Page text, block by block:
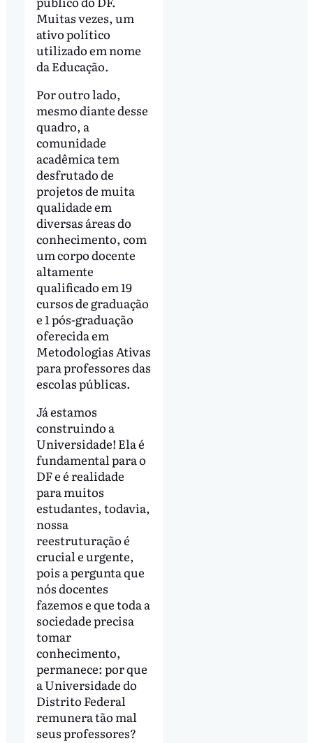
Muitas vezes, um
ativo político
utilizado em nome
da Educação.
Por outro lado,
mesmo diante desse
quadro, a
comunidade
acadêmica tem
desfrutado de
projetos de muita
qualidade em
diversas áreas do
conhecimento, com
um corpo docente
altamente
qualificado em 19
cursos de graduação
e 1 pós-graduação
oferecida em
Metodologias Ativas
para professores das
escolas públicas.
Já estamos
construindo a
Universidade! Ela é
fundamental para o
DF e é realidade
para muitos
estudantes, todavia,
nossa
reestruturação é
crucial e urgente,
pois a pergunta que
nós docentes
fazemos e que toda a
sociedade precisa
tomar
conhecimento,
permanece: por que
a Universidade do
Distrito Federal
remunera tão mal
seus professores?